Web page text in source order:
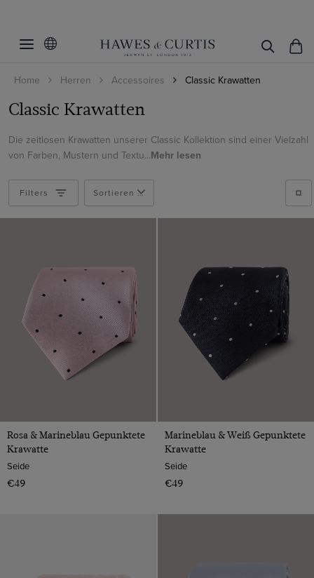
Home Herren Accessoires Classic Krawatten
Classic Krawatten
Die zeitlosen Krawatten unserer Classic Kollektion sind einer Vielzahl
von Farben, Mustern und Textu...Mehr lesen
Geometrisch
Paisley
Gestreift
Weiß
Blau
Marineblau
Burgunderrot
Gelb
Grün
Orange
Produkte ansehen
Filters Sortieren nach
Rosa & Marineblau Gepunktete
Krawatte
Seide
€49
Marineblau & Weiß Gepunktete
Krawatte
Seide
€49